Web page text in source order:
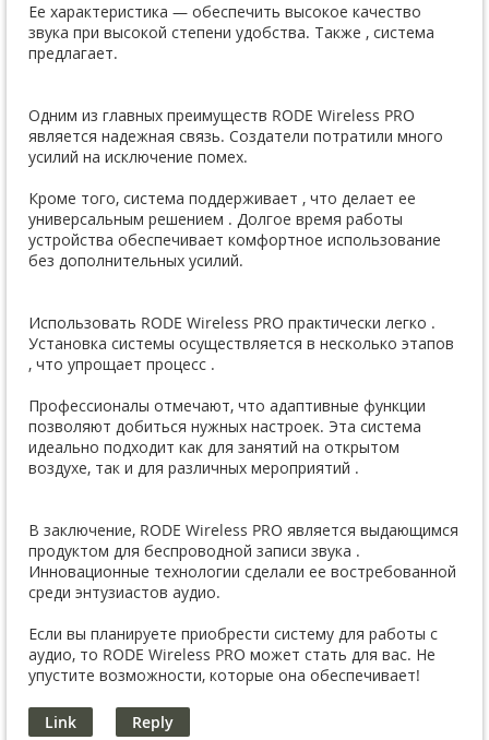
Ее характеристика — обеспечить высокое качество
звука при высокой степени удобства. Также , система
предлагает.
Одним из главных преимуществ RODE Wireless PRO
является надежная связь. Создатели потратили много
усилий на исключение помех.
Кроме того, система поддерживает , что делает ее
универсальным решением . Долгое время работы
устройства обеспечивает комфортное использование
без дополнительных усилий.
Использовать RODE Wireless PRO практически легко .
Установка системы осуществляется в несколько этапов
, что упрощает процесс .
Профессионалы отмечают, что адаптивные функции
позволяют добиться нужных настроек. Эта система
идеально подходит как для занятий на открытом
воздухе, так и для различных мероприятий .
В заключение, RODE Wireless PRO является выдающимся
продуктом для беспроводной записи звука .
Инновационные технологии сделали ее востребованной
среди энтузиастов аудио.
Если вы планируете приобрести систему для работы с
аудио, то RODE Wireless PRO может стать для вас. Не
упустите возможности, которые она обеспечивает!